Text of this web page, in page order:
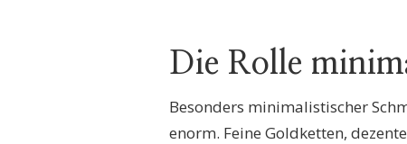
Die Rolle
Besonders minimalistischer
enorm. Feine Goldketten,